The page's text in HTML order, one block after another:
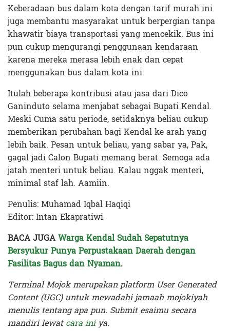
Keberadaan bus dalam kota dengan tarif murah ini
juga membantu masyarakat untuk berpergian tanpa
khawatir biaya transportasi yang mencekik. Bus ini
pun cukup mengurangi penggunaan kendaraan
karena mereka merasa lebih enak dan cepat
menggunakan bus dalam kota ini.
Itulah beberapa kontribusi atau jasa dari Dico
Ganinduto selama menjabat sebagai Bupati Kendal.
Meski Cuma satu periode, setidaknya beliau cukup
memberikan perubahan bagi Kendal ke arah yang
lebih baik. Pesan untuk beliau, yang sabar ya, Pak,
gagal jadi Calon Bupati memang berat. Semoga ada
jatah menteri untuk beliau. Kalau nggak menteri,
minimal staf lah. Aamiin.
Penulis: Muhamad Iqbal Haqiqi
Editor: Intan Ekapratiwi
BACA JUGAWarga Kendal Sudah Sepatutnya
Bersyukur Punya Perpustakaan Daerah dengan
Fasilitas Bagus dan Nyaman.
Terminal Mojok merupakan platform User Generated
Content (UGC) untuk mewadahi jamaah mojokiyah
menulis tentang apa pun. Submit esaimu secara
mandiri lewatcara iniya.